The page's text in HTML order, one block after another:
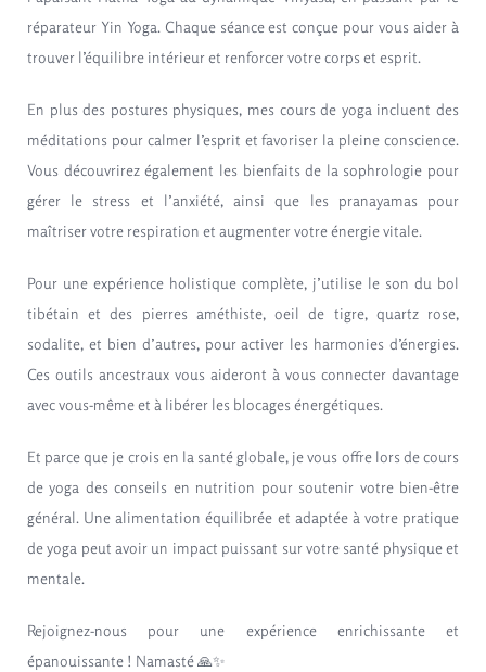
réparateur Yin Yoga. Chaque séance est conçue pour vous aider à
trouver l’équilibre intérieur et renforcer votre corps et esprit.
En plus des postures physiques, mes cours de yoga incluent des
méditations pour calmer l’esprit et favoriser la pleine conscience.
Vous découvrirez également les bienfaits de la sophrologie pour
gérer le stress et l’anxiété, ainsi que les pranayamas pour
maîtriser votre respiration et augmenter votre énergie vitale.
Pour une expérience holistique complète, j’utilise le son du bol
tibétain et des pierres améthiste, oeil de tigre, quartz rose,
sodalite, et bien d’autres, pour activer les harmonies d’énergies.
Ces outils ancestraux vous aideront à vous connecter davantage
avec vous-même et à libérer les blocages énergétiques.
Et parce que je crois en la santé globale, je vous offre lors de cours
de yoga des conseils en nutrition pour soutenir votre bien-être
général. Une alimentation équilibrée et adaptée à votre pratique
de yoga peut avoir un impact puissant sur votre santé physique et
mentale.
Rejoignez-nous pour une expérience enrichissante et
épanouissante ! Namasté 🙏✨